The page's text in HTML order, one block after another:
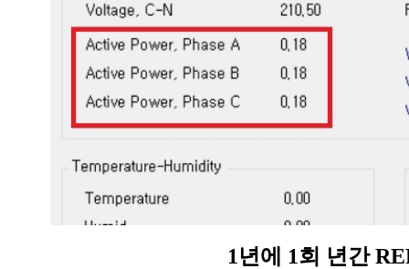
1년에 1회 년간